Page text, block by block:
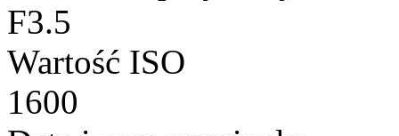
F3.5
Wartość ISO
1600